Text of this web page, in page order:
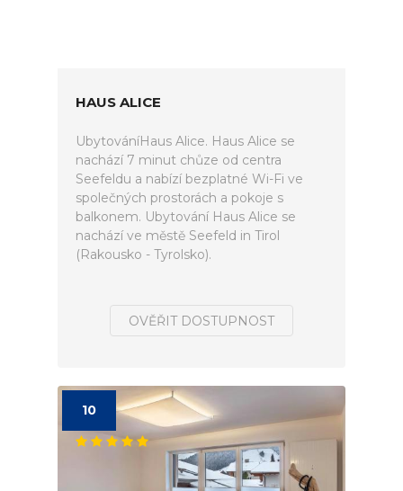
HAUS ALICE
UbytováníHaus Alice. Haus Alice se
nachází 7 minut chůze od centra
Seefeldu a nabízí bezplatné Wi-Fi ve
společných prostorách a pokoje s
balkonem. Ubytování Haus Alice se
nachází ve městě Seefeld in Tirol
(Rakousko - Tyrolsko).
OVĚŘIT DOSTUPNOST
10